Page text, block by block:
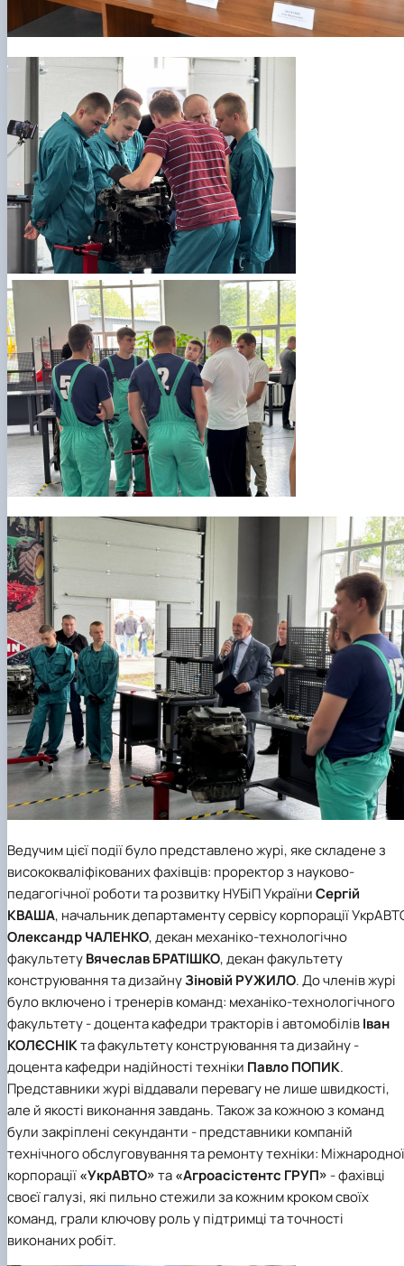
Ведучим цієї події було представлено журі, яке складене з
висококваліфікованих фахівців: проректор з науково-
педагогічної роботи та розвитку НУБіП УкраїниСергій
КВАША, начальник департаменту сервісу корпорації
Олександр ЧАЛЕНКО, декан механіко-технологічно
факультетуВячеслав БРАТІШКО, декан факультету
конструювання та дизайнуЗіновій РУЖИЛО. До членів журі
було включено і тренерів команд: механіко-технологічного
факультету - доцента кафедри тракторів і автомобілівІван
КОЛЄСНІКта факультету конструювання та дизайну -
доцента кафедри надійності техніки Павло ПОПИК.
Представники журі віддавали перевагу не лише швидкості,
але й якості виконання завдань. Також за кожною з команд
були закріплені секунданти - представники компаній
технічного обслуговування та ремонту техніки: Міжнародної
корпорації«УкрАВТО»та«Агроасістентс ГРУП» - фахівці
своєї галузі, які пильно стежили за кожним кроком своїх
команд, грали ключову роль у підтримці та точності
виконаних робіт.